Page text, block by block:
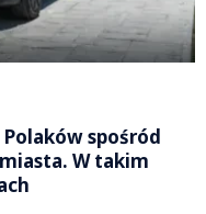
spośród
W takim